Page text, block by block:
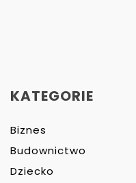
KATEGORIE
Biznes
Budownictwo
Dziecko